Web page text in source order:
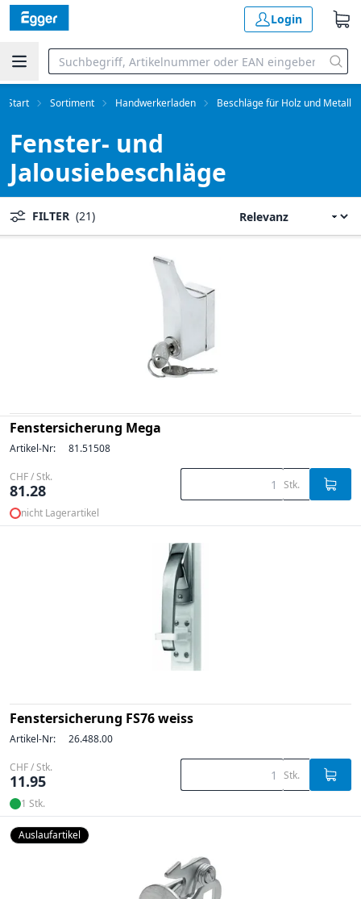
Login
Start Sortiment Handwerkerladen Beschläge für Holz und Metall
Fenster- und
Jalousiebeschläge
FILTER (21)
Fenstersicherung Mega
Artikel-Nr: 81.51508
CHF / Stk.
81.28 Stk.
nicht Lagerartikel
Fenstersicherung FS76 weiss
Artikel-Nr: 26.488.00
CHF / Stk.
11.95 Stk.
1 Stk.
Auslaufartikel